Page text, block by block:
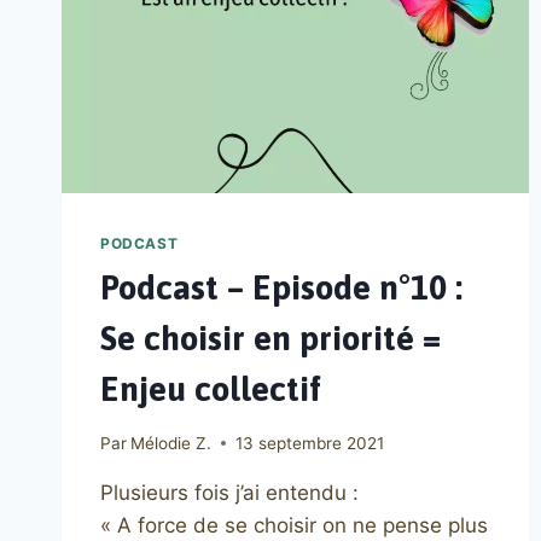
PODCAST
Podcast – Episode n°10 :
Se choisir en priorité =
Enjeu collectif
Par Mélodie Z. 13 septembre 2021
Plusieurs fois j’ai entendu :
« A force de se choisir on ne pense plus